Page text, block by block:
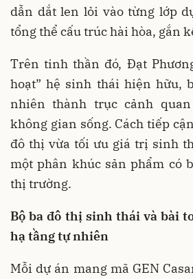
dẫn dắt len lỏi vào từng lớp
tổng thể cấu trúc hài hòa, gắn
Trên tinh thần đó, Đạt
hoạt” hệ sinh thái hiện hữu,
nhiên thành trục cảnh
không gian sống. Cách tiếp
đô thị vừa tối ưu giá trị sinh
một phân khúc sản phẩm có
thị trường.
Bộ ba đô thị sinh thái và bài
hạ tầng tự nhiên
Mỗi dự án mang mã GEN